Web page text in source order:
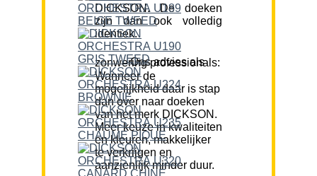
DICKSON. De doeken
zijn dan ook volledig
identiek.
Ons advies als zonwering professionals:
Wanneer de
mogelijkheid daar is stap
dan over naar doeken
van het merk DICKSON.
Meer keuze in kwaliteiten
en kleuren, makkelijker
te verkrijgen en
aanzienlijk minder duur.